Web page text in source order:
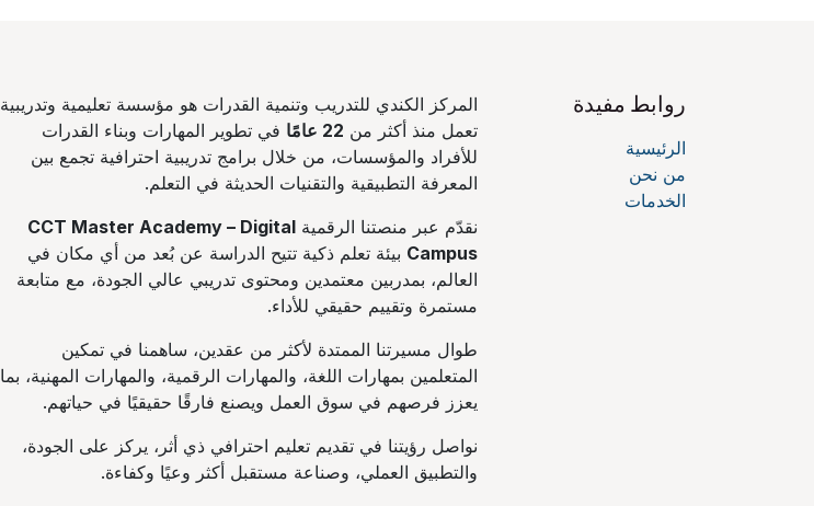
روابط مفيدة
الرئيسية
من نحن
الخدمات
المركز الكندي للتدريب وتنمية القدرات هو مؤسسة تعليمية وتدريبية
تعمل منذ أكثر من 22 عامًا
في تطوير المهارات وبناء القدرات
للأفراد والمؤسسات، من خلال برامج تدريبية احترافية تجمع بين
المعرفة التطبيقية والتقنيات الحديثة في التعلم.
نقدّم عبر منصتنا الرقمية CCT Master Academy – Digital
Campus بيئة تعلم ذكية تتيح الدراسة عن بُعد من أي مكان في
العالم، بمدربين معتمدين ومحتوى تدريبي عالي الجودة، مع متابعة
مستمرة وتقييم حقيقي للأداء.
طوال مسيرتنا الممتدة لأكثر من عقدين، ساهمنا في تمكين
المتعلمين بمهارات اللغة، والمهارات الرقمية، والمهارات المهنية، بما
يعزز فرصهم في سوق العمل ويصنع فارقًا حقيقيًا في حياتهم.
نواصل رؤيتنا في تقديم تعليم احترافي ذي أثر، يركز على الجودة،
والتطبيق العملي، وصناعة مستقبل أكثر وعيًا وكفاءة.